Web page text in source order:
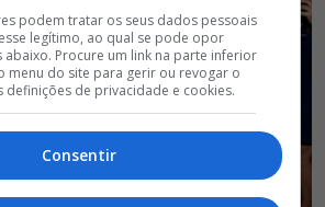
podem tratar os seus dados pessoais
legítimo, ao qual se pode opor
abaixo. Procure um link na parte inferior
menu do site para gerir ou revogar o
definições de privacidade e cookies.
Consentir